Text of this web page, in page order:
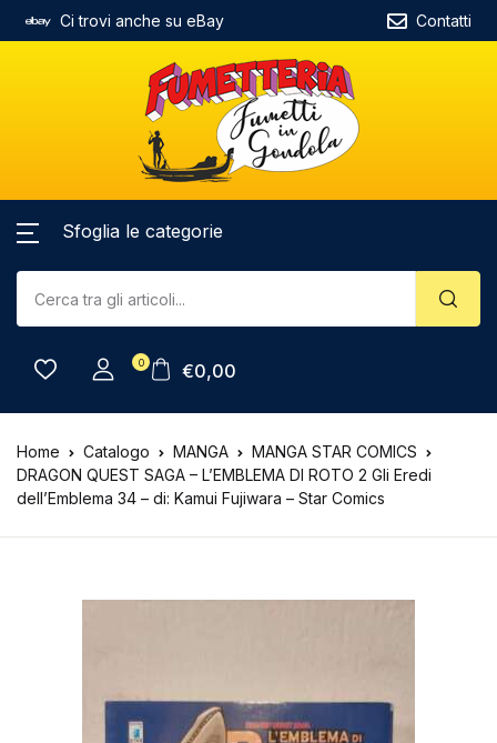
Ci trovi anche su eBay Contatti
Sfoglia le categorie
0 €0,00
Home Catalogo MANGA
MANGA STAR COMICS
DRAGON QUEST SAGA – L’EMBLEMA DI ROTO 2 Gli Eredi
dell’Emblema 34 – di: Kamui Fujiwara – Star Comics